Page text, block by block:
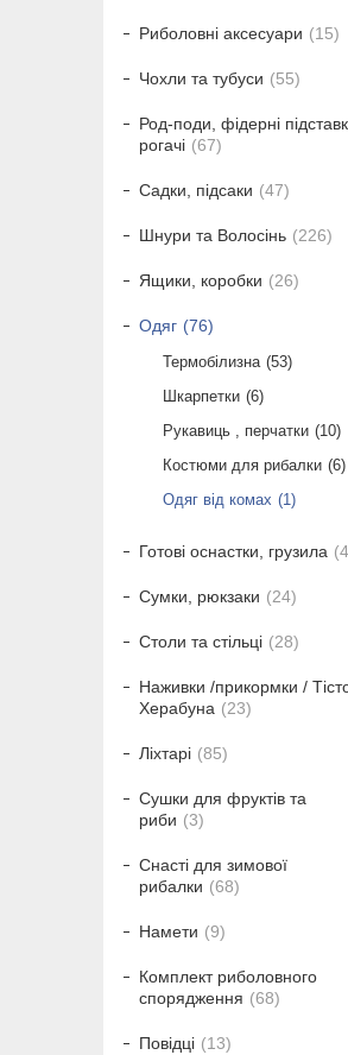
Риболовні аксесуари 15
Чохли та тубуси 55
Род-поди, фідерні
рогачі
67
Садки, підсаки 47
Шнури та Волосінь 226
Ящики, коробки 26
Одяг 76
Термобілизна 53
Шкарпетки 6
Рукавиць , перчатки
10
Костюми для рибалки 6
Одяг від комах
1
Готові оснастки, грузила
Сумки, рюкзаки 24
Столи та стільці 28
Наживки /прикормки /
Херабуна
23
Ліхтарі 85
Сушки для фруктів та
риби
3
Снасті для зимової
рибалки
68
Намети 9
Комплект риболовного
спорядження
68
Повідці 13